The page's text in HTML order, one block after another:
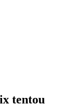
tentou